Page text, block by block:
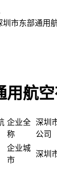
圳市东部通用
用航
企业全
称
深圳
公司
企业城
市
深圳